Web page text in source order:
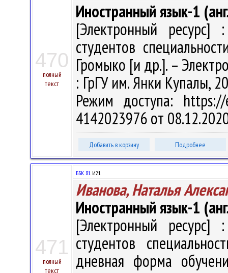
470
полный
текст
Иностранный язык-1
[Электронный ресурс]
студентов
Громыко [и др.]. –
: ГрГУ им. Янки Купалы,
Режим доступа:
4142023976 от
Добавить в корзину Подробнее
471
полный
текст
ББК 81.И21
Иванова, Наталья
Иностранный язык-1
[Электронный ресурс]
студентов
дневная форма